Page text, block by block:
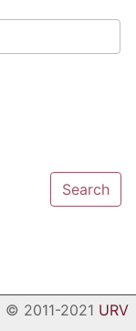
© 2011-2021 URV